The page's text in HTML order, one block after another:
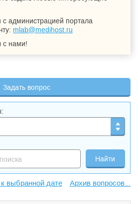
с администрацией портала
mlab@medihost.ru
с нами!
Задать вопрос
Архив вопросов...